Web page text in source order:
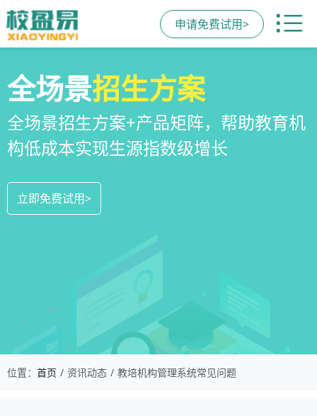
申请免费试用>
校区运营管理系统
教培机构数字化全场景运营管理系统，
全方位解决学校经营管理难题
立即免费试用>
全场景招生方案
全场景招生方案+产品矩阵，帮助教育机
构低成本实现生源指数级增长
立即免费试用>
教培机构小程序
一部手机链接机构、学员、家长，管理
更便捷，互动零距离，体验更满意
立即免费试用>
位置： 首页 资讯动态 教培机构管理系统常见问题